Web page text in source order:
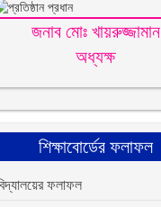
জনাব মোঃ খায়রুজ্জামান
অধ্যক্ষ
শিক্ষাবোর্ডের ফলাফল
ফলাফল